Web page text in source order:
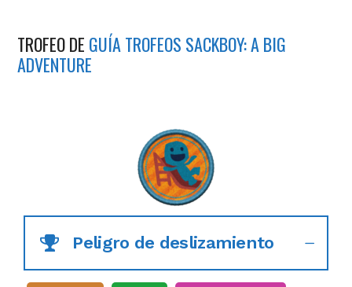
TROFEO DE GUÍA TROFEOS SACKBOY: A BIG
ADVENTURE
Peligro de deslizamiento